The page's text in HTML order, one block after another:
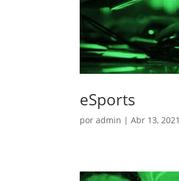
eSports
poradmin |Abr 13, 2021